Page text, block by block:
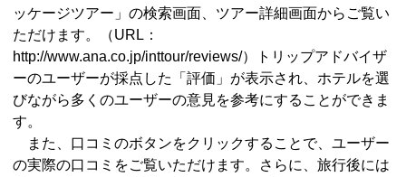
ッケージツアー」の検索画面、ツアー詳細画面からご覧い
ただけます。（URL：
http://www.ana.co.jp/inttour/reviews/）トリップアドバイザ
ーのユーザーが採点した「評価」が表示され、ホテルを選
びながら多くのユーザーの意見を参考にすることができま
す。
また、口コミのボタンをクリックすることで、ユーザー
の実際の口コミをご覧いただけます。さらに、旅行後には